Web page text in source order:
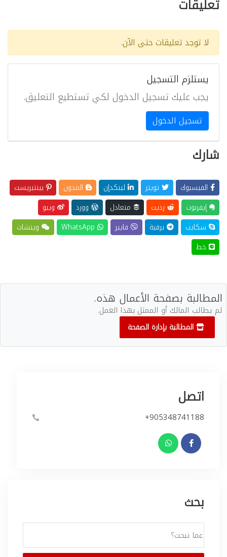
تعليقات
لا توجد تعليقات حتى الآن.
يستلزم التسجيل
يجب عليك تسجيل الدخول لكي تستطيع التعليق.
تسجيل الدخول
شارك
الفيسبوك تويتر لينكدإن المدون
بينتيريست
إيفرنوت
رديت متعادل وورد
ويبو
سكايب
برقية فايبر
ويتشات
خط
المطالبة بصفحة الأعمال هذه.
لم يطالب المالك أو الممثل بهذا العمل.
المطالبة بإدارة الصفحة
اتصل
+905348741188
بحث